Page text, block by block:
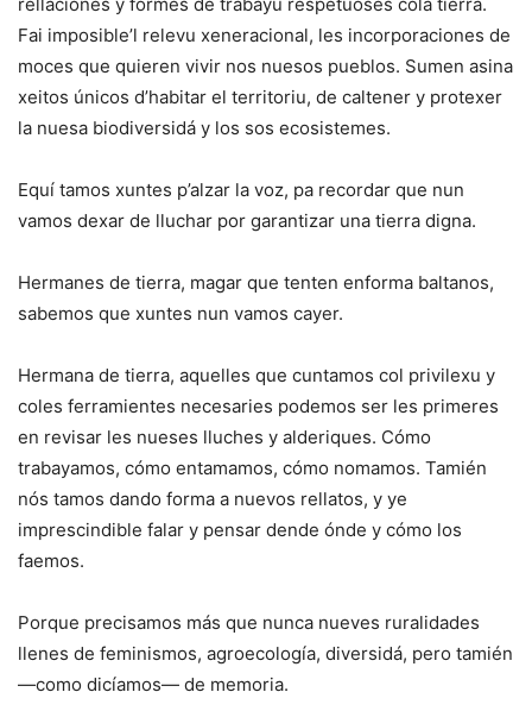
Fai imposible’l relevu xeneracional, les incorporaciones de
moces que quieren vivir nos nuesos pueblos. Sumen asina
xeitos únicos d’habitar el territoriu, de caltener y protexer
la nuesa biodiversidá y los sos ecosistemes.
Equí tamos xuntes p’alzar la voz, pa recordar que nun
vamos dexar de lluchar por garantizar una tierra digna.
Hermanes de tierra, magar que tenten enforma baltanos,
sabemos que xuntes nun vamos cayer.
Hermana de tierra, aquelles que cuntamos col privilexu y
coles ferramientes necesaries podemos ser les primeres
en revisar les nueses lluches y alderiques. Cómo
trabayamos, cómo entamamos, cómo nomamos. Tamién
nós tamos dando forma a nuevos rellatos, y ye
imprescindible falar y pensar dende ónde y cómo los
faemos.
Porque precisamos más que nunca nueves ruralidades
llenes de feminismos, agroecología, diversidá, pero tamién
—como dicíamos— de memoria.